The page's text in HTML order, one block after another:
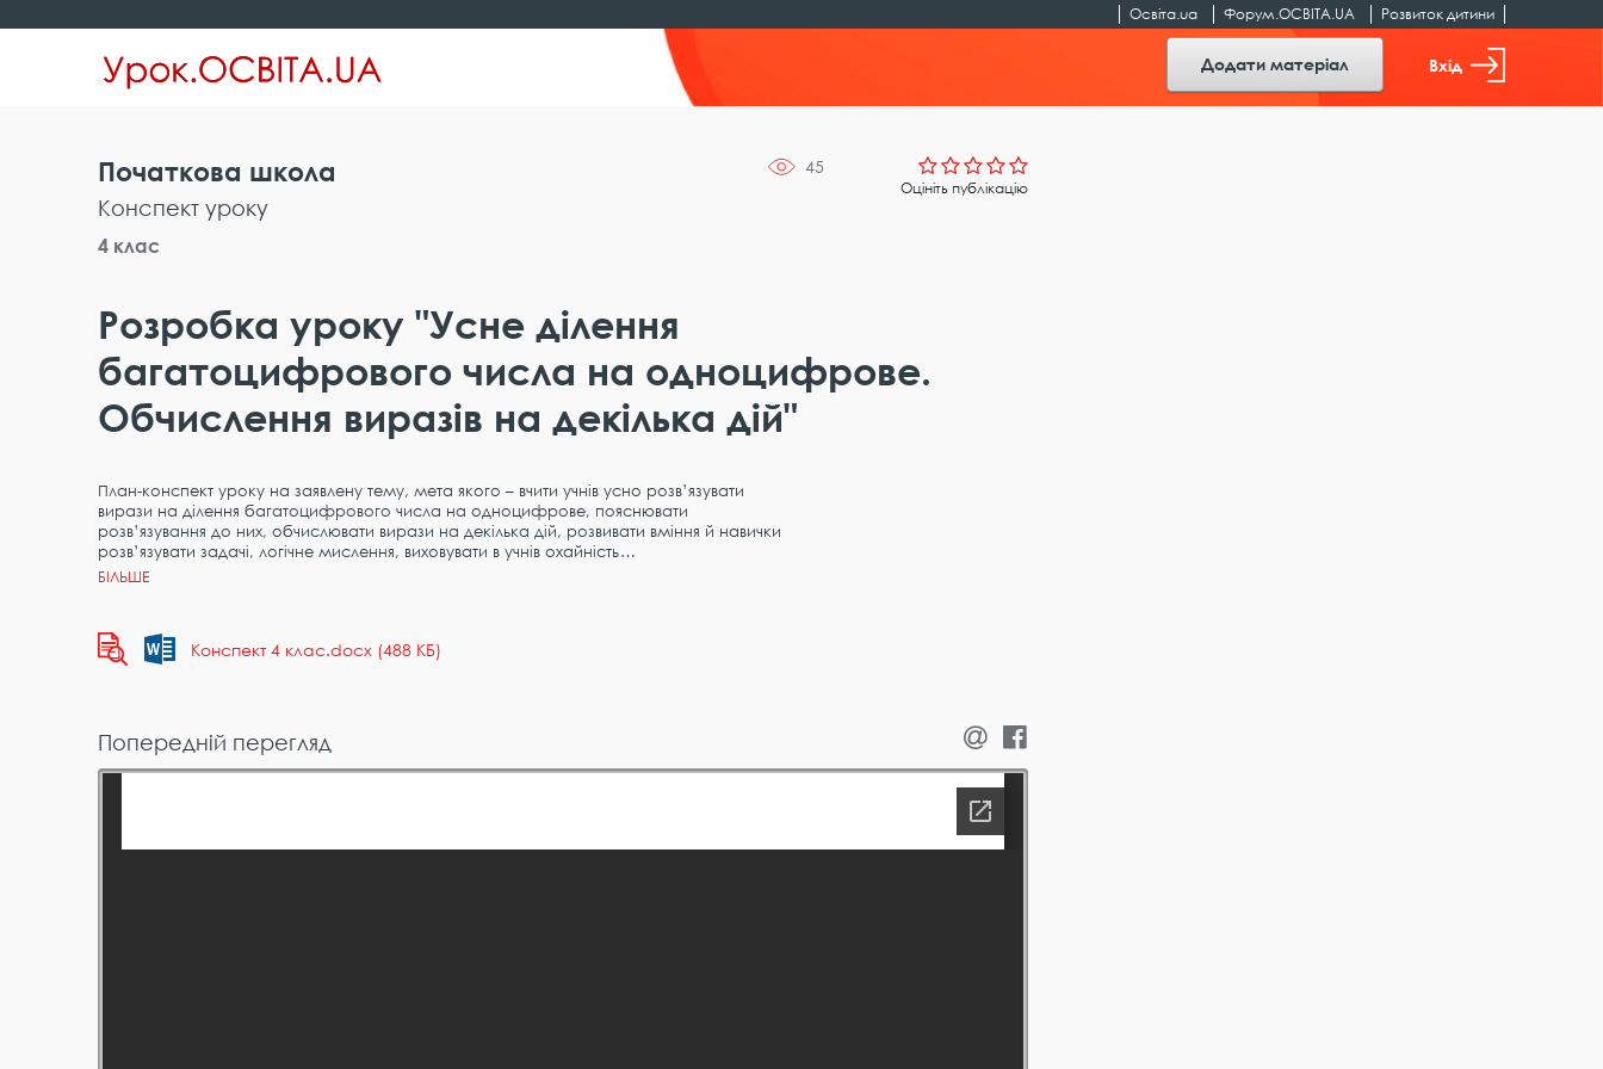
Освіта.ua Форум.ОСВІТА.UA Розвиток дитини
Додати матеріал Вхід
45
Оцініть публікацію
Початкова школа
Конспект уроку
4 клас
Розробка уроку "Усне ділення
багатоцифрового числа на одноцифрове.
Обчислення виразів на декілька дій"
План-конспект уроку на заявлену тему, мета якого – вчити учнів усно розв’язувати
вирази на ділення багатоцифрового числа на одноцифрове, пояснювати
розв’язування до них, обчислювати вирази на декілька дій, розвивати вміння й навички
розв’язувати задачі, логічне мислення, виховувати в учнів охайність
Конспект 4 клас.docx (488 КБ)
Попередній перегляд